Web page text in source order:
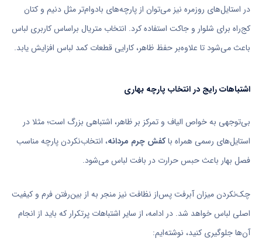
در استایل‌های روزمره نیز می‌توان از پارچه‌های بادوام‌تر مثل دنیم و کتان
کج‌راه برای شلوار و جاکت استفاده کرد. انتخاب متریال براساس کاربری لباس
باعث می‌شود تا علاوه‌بر حفظ ظاهر، کارایی قطعات کمد لباس افزایش یابد.
اشتباهات رایج در انتخاب پارچه بهاری
بی‌توجهی به خواص الیاف و تمرکز بر ظاهر، اشتباهی بزرگ است؛ مثلا در
استایل‌های رسمی همراه باکفش چرم مردانه، انتخاب‌نکردن پارچه مناسب
فصل بهار باعث حبس حرارت در بافت لباس می‌شود.
چک‌نکردن میزان آبرفت پس‌از نظافت نیز منجر به از بین‌رفتن فرم و کیفیت
اصلی لباس خواهد شد. در ادامه، از سایر اشتباهات پرتکرار که باید از انجام
آن‌ها جلوگیری کنید، نوشته‌ایم: